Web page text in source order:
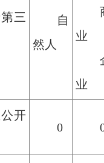
三
自
然人
业
业
开
0